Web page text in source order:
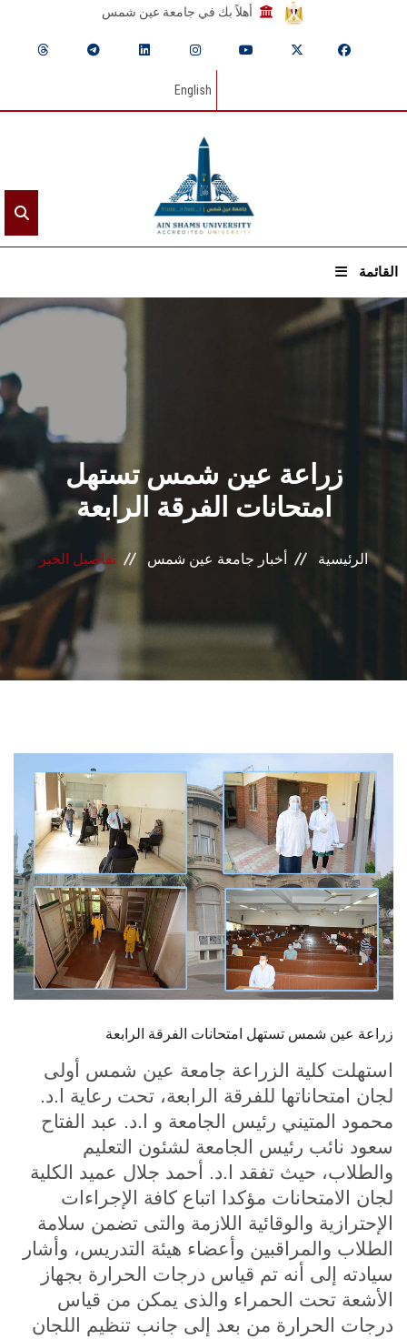
أهلاً بك في جامعة عين شمس
English
القائمة
الرئيسيـة
عن الجامعة
القطاعـات
الشئون الأكاديمية
البحث العلمي
الرعاية الصحية
المراكز والوحدات
الأنظمة الذكية
تواصل معنا
الطلاب
هيئة التدريس
الدراسات العليا
الخريجين
الزائـرون
سجل الان
زراعة عين شمس تستهل
امتحانات الفرقة الرابعة
الرئيسية أخبار جامعة عين شمس تفاصيل الخبر
زراعة عين شمس تستهل امتحانات الفرقة الرابعة
استهلت كلية الزراعة جامعة عين شمس أولى
لجان امتحاناتها للفرقة الرابعة، تحت رعاية ا.د.
محمود المتيني رئيس الجامعة و ا.د. عبد الفتاح
سعود نائب رئيس الجامعة لشئون التعليم
والطلاب، حيث تفقد ا.د. أحمد جلال عميد الكلية
لجان الامتحانات مؤكدا اتباع كافة الإجراءات
الإحترازية والوقائية اللازمة والتى تضمن سلامة
الطلاب والمراقبين وأعضاء هيئة التدريس، وأشار
سيادته إلى أنه تم قياس درجات الحرارة بجهاز
الأشعة تحت الحمراء والذى يمكن من قياس
درجات الحرارة من بعد إلى جانب تنظيم اللجان